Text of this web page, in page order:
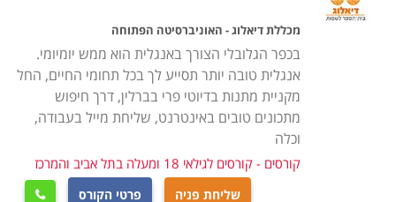
דרך יעילה עבור אלו המעוניינים לחדד את כישוריהם בשפה
האנגלית הינה באמצעות קורס אנגלית. כישורי שפה טובים
הם צורך בסיסי בעבור כל אדם שמבקש ללמוד לימודים
אקדמיים, להשתלב במשרות בכירות בשוק העבודה ולצאת
לטיולים ברחבי העולם. בהתאם לכך, מערכת החינוך
בישראל שמה דגש רב על לימודי האנגלית. רמה גבוהה
מאפשרת השתלבות בתפקידים בכירים, עבודה בחו"ל ופיתוח
קשרים עסקיים עם בעלי עסקים בכל רחבי העולם.
מכללת דיאלוג - האוניברסיטה הפתוחה
בכפר הגלובלי הצורך באנגלית הוא ממש יומיומי.
אנגלית טובה יותר תסייע לך בכל תחומי החיים, החל
מקניית מתנות בדיוטי פרי בברלין, דרך חיפוש
מתכונים טובים באינטרנט, שליחת מייל בעבודה,
וכלה
קורסים - קורסים לגילאי 18 ומעלה בתל אביב והמרכז
שליחת פניה פרטי הקורס 